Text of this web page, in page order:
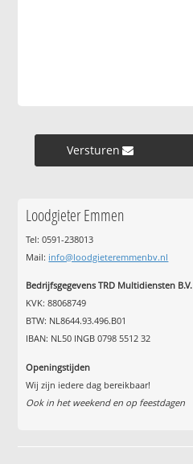
Versturen »
Loodgieter Emmen
Tel: 0591-238013
Mail: info@loodgieteremmenbv.nl
Bedrijfsgegevens TRD Multidiensten B.V.
KVK: 88068749
BTW: NL8644.93.496.B01
IBAN: NL50 INGB 0798 5512 32
Openingstijden
Wij zijn iedere dag bereikbaar!
Ook in het weekend en op feestdagen